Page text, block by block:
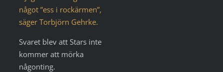
något ”ess i rockärmen”,
säger Torbjörn Gehrke.
Svaret blev att Stars inte
kommer att mörka
någonting.